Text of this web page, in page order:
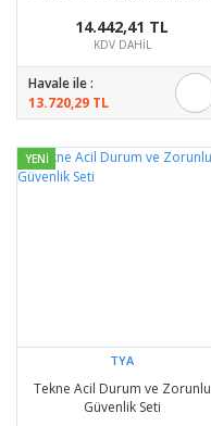
14.442,41 TL
KDV DAHİL
Havale ile :
13.720,29 TL
YENİ
TYA
Tekne Acil Durum ve Zorunlu
Güvenlik Seti